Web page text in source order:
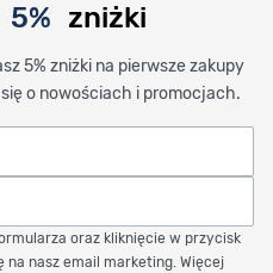
5% zniżki
5% zniżki na pierwsze zakupy
o nowościach i promocjach.
oraz kliknięcie w przycisk
na nasz email marketing. Więcej